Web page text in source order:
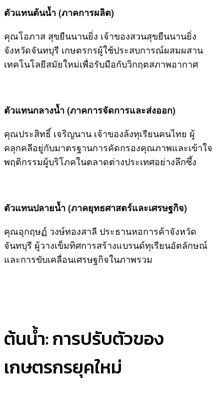
ตัวแทนต้นน้ำ (ภาคการผลิต)
คุณโอภาส สุขยืนนานยิ่ง เจ้าของสวนสุขยืนนานยิ่ง
จังหวัดจันทบุรี เกษตรกรผู้ใช้ประสบการณ์ผสมผสาน
เทคโนโลยีสมัยใหม่เพื่อรับมือกับวิกฤตสภาพอากาศ
ตัวแทนกลางน้ำ (ภาคการจัดการและส่งออก)
คุณประสิทธิ์ เจริญนาน เจ้าของล้งทุเรียนคนไทย ผู้
คลุกคลีอยู่กับมาตรฐานการคัดกรองคุณภาพและเข้าใจ
พฤติกรรมผู้บริโภคในตลาดต่างประเทศอย่างลึกซึ้ง
ตัวแทนปลายน้ำ (ภาคยุทธศาสตร์และเศรษฐกิจ)
คุณอุกฤษฏ์ วงษ์ทองสาลี ประธานหอการค้าจังหวัด
จันทบุรี ผู้วางเข็มทิศการสร้างแบรนด์ทุเรียนอัตลักษณ์
และการขับเคลื่อนเศรษฐกิจในภาพรวม
ต้นน้ำ: การปรับตัวของ
เกษตรกรยุคใหม่